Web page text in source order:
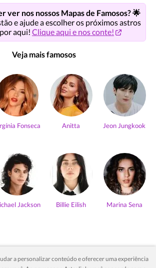
ver nos nossos Mapas de Famosos? 🌟
e ajude a escolher os próximos astros
aqui! Clique aqui e nos conte!
Veja mais famosos
Fonseca Anitta Jeon Jungkook
Jackson Billie Eilish Marina Sena
a personalizar conteúdo e oferecer uma experiência